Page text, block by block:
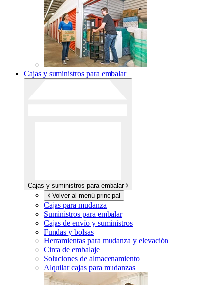
Cajas y suministros para embalar
Cajas y suministros para embalar
Volver al menú principal
Cajas para mudanza
Suministros para embalar
Cajas de envío y suministros
Fundas y bolsas
Herramientas para mudanza y elevación
Cinta de embalaje
Soluciones de almacenamiento
Alquilar cajas para mudanzas